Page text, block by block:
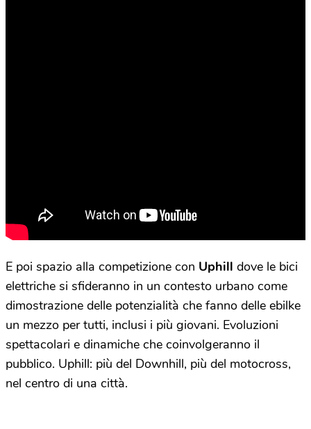
E poi spazio alla competizione con Uphill dove le bici
elettriche si sfideranno in un contesto urbano come
dimostrazione delle potenzialità che fanno delle ebilke
un mezzo per tutti, inclusi i più giovani. Evoluzioni
spettacolari e dinamiche che coinvolgeranno il
pubblico. Uphill: più del Downhill, più del motocross,
nel centro di una città.